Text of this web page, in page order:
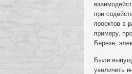
при
проектов в
примеру,
Березе,
Были
увеличить